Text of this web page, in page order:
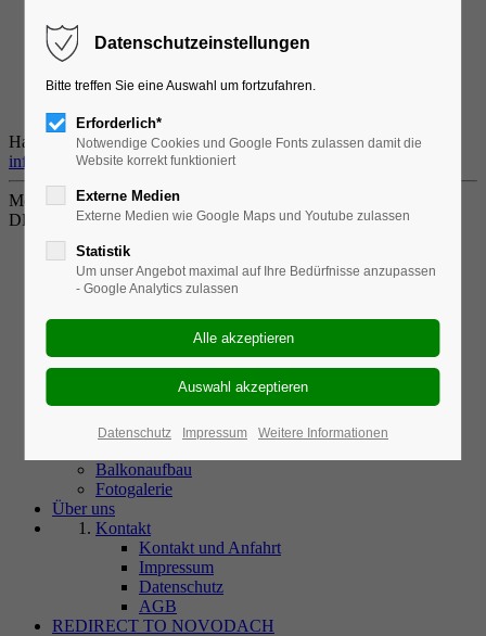
Company
Team
Vision
Have any Questions?+01 123 444 555
info@company.com
Menu
DE
EN
Balkone
Bodenbeläge
Geländer
Überdachungen
Balkonaufbau
Fotogalerie
Über uns
Kontakt
Kontakt und Anfahrt
Impressum
Datenschutz
AGB
REDIRECT TO NOVODACH
Datenschutzeinstellungen
Bitte treffen Sie eine Auswahl um fortzufahren.
Erforderlich*
Notwendige Cookies und Google Fonts zulassen damit die
Website korrekt funktioniert
Externe Medien
Externe Medien wie Google Maps und Youtube zulassen
Statistik
Um unser Angebot maximal auf Ihre Bedürfnisse anzupassen
- Google Analytics zulassen
Datenschutz Impressum Weitere Informationen